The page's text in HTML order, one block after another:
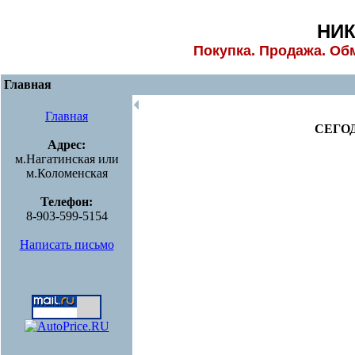
Покупка. Продажа.
Главная
Главная
Адрес:
м.Нагатинская или
м.Коломенская
Телефон:
8-903-599-5154
Написать письмо
🞀